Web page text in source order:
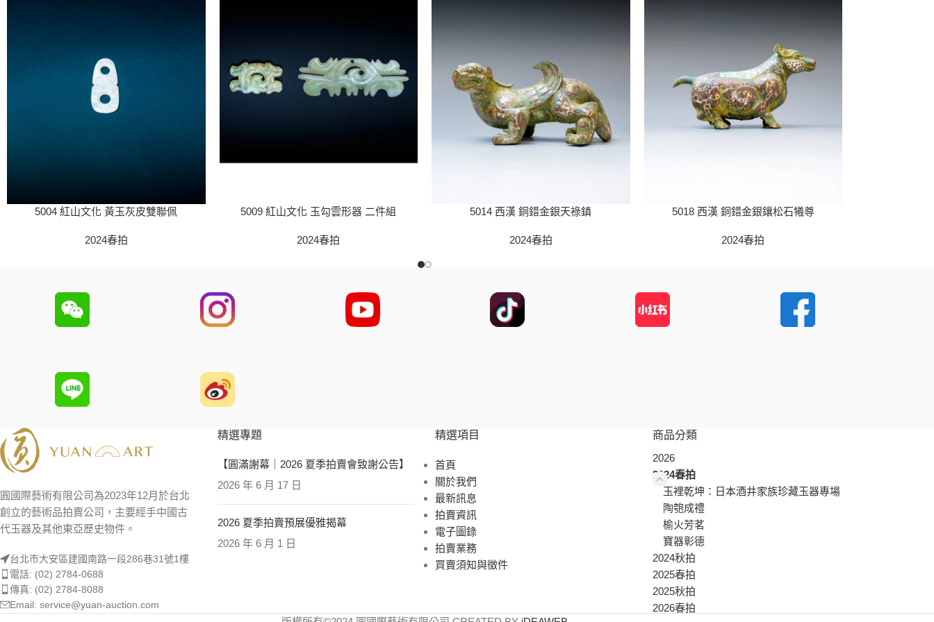
5004 紅山文化 黃玉灰皮雙聯佩
2024春拍
5009 紅山文化 玉勾雲形器 二件組
2024春拍
5014 西漢 銅錯金銀天祿鎮
2024春拍
5018 西漢 銅錯金銀鑲松石犧尊
2024春拍
圓國際藝術有限公司為2023年12月於台北
創立的藝術品拍賣公司，主要經手中國古
代玉器及其他東亞歷史物件。
台北市大安區建國南路一段286巷31號1樓
電話: (02) 2784-0688
傳真: (02) 2784-8088
Email: service@yuan-auction.com
精選專題
【圓滿謝幕｜2026 夏季拍賣會致謝公告】
2026 年 6 月 17 日
2026 夏季拍賣預展優雅揭幕
2026 年 6 月 1 日
精選項目
首頁
關於我們
最新訊息
拍賣資訊
電子圖錄
拍賣業務
買賣須知與徵件
商品分類
2026
2024春拍
玉裡乾坤：日本酒井家族珍藏玉器專場
陶匏成禮
榆火芳茗
寶器彰德
2024秋拍
2025春拍
2025秋拍
2026春拍